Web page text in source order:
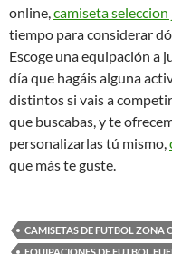
online,camiseta
tiempo para considerar
Escoge una equipación a
día que hagáis alguna
distintos si vais a
que buscabas, y te
personalizarlas tú mismo,
que más te guste.
CAMISETAS DE FUTBOL ZONA